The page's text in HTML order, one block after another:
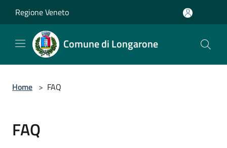
Regione Veneto
Comune di Longarone
Home > FAQ
FAQ